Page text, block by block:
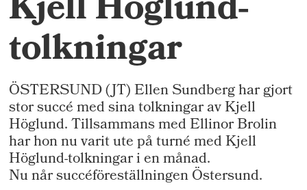
tolkningar
ÖSTERSUND (JT) Ellen Sundberg har gjort
stor succé med sina tolkningar av Kjell
Höglund. Tillsammans med Ellinor Brolin
har hon nu varit ute på turné med Kjell
Höglund-tolkningar i en månad.
Nu når succéföreställningen Östersund.